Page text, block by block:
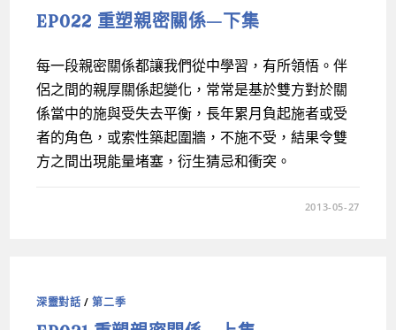
EP022 重塑親密關係—下集
每一段親密關係都讓我們從中學習，有所領悟。伴
侶之間的親厚關係起變化，常常是基於雙方對於關
係當中的施與受失去平衡，長年累月負起施者或受
者的角色，或索性築起圍牆，不施不受，結果令雙
方之間出現能量堵塞，衍生猜忌和衝突。
2013-05-27
深靈對話 /第二季